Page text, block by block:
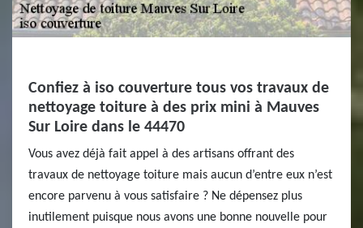
Confiez à iso couverture tous vos travaux de
nettoyage toiture à des prix mini à Mauves
Sur Loire dans le 44470
Vous avez déjà fait appel à des artisans offrant des
travaux de nettoyage toiture mais aucun d’entre eux n’est
encore parvenu à vous satisfaire ? Ne dépensez plus
inutilement puisque nous avons une bonne nouvelle pour